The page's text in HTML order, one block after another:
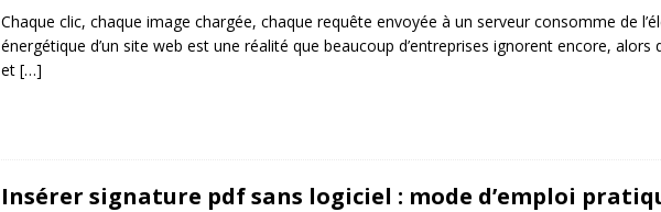
Chaque clic, chaque image chargée, chaque requête envoyée à un serveur consomme de
énergétique d’un site web est une réalité que beaucoup d’entreprises ignorent encore, alors
et […]
Insérer signature pdf sans logiciel : mode d’emploi